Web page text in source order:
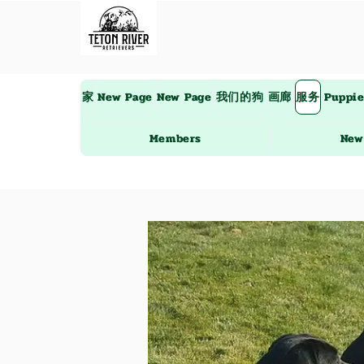
家 New Page New Page 我们的狗 画廊 服务
Members